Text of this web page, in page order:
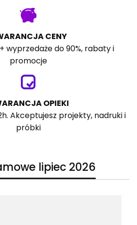
CENY
wyprzedaże do 90%, rabaty i
promocje
OPIEKI
Akceptujesz projekty, nadruki i
próbki
lipiec 2026